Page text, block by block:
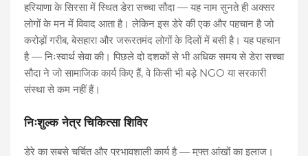
हरियाणा के सिरसा में स्थित डेरा सच्चा सौदा — यह नाम सुनते ही अक्सर
लोगों के मन में विवाद आता है। लेकिन इस डेरे की एक और पहचान है जो
करोड़ों गरीब, बेसहारा और जरूरतमंद लोगों के दिलों में बसी है। यह पहचान
है — निःस्वार्थ सेवा की। पिछले दो दशकों से भी अधिक समय से डेरा सच्चा
सौदा ने जो सामाजिक कार्य किए हैं, वे किसी भी बड़े NGO या सरकारी
संस्था से कम नहीं हैं।
निःशुल्क नेत्र चिकित्सा शिविर
डेरे का सबसे चर्चित और प्रभावशाली कार्य है — मुफ्त आंखों का इलाज।